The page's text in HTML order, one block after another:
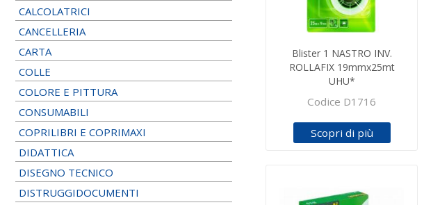
CALCOLATRICI
CANCELLERIA
CARTA
COLLE
COLORE E PITTURA
CONSUMABILI
COPRILIBRI E COPRIMAXI
DIDATTICA
DISEGNO TECNICO
DISTRUGGIDOCUMENTI
Blister 1 NASTRO INV.
ROLLAFIX 19mmx25mt
UHU*
Codice D1716
Scopri di più